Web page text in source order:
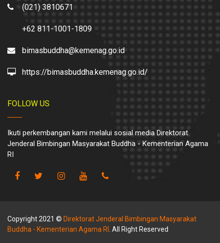
(021) 3810671
+62 811-1001-1809
bimasbuddha@kemenag.go.id
https://bimasbuddha.kemenag.go.id/
FOLLOW US
Ikuti perkembangan kami melalui sosial media Direktorat
Jenderal Bimbingan Masyarakat Buddha - Kementerian Agama
RI
Copyright 2021 © Direktorat Jenderal Bimbingan Masyarakat
Buddha - Kementerian Agama RI
. All Right Reserved